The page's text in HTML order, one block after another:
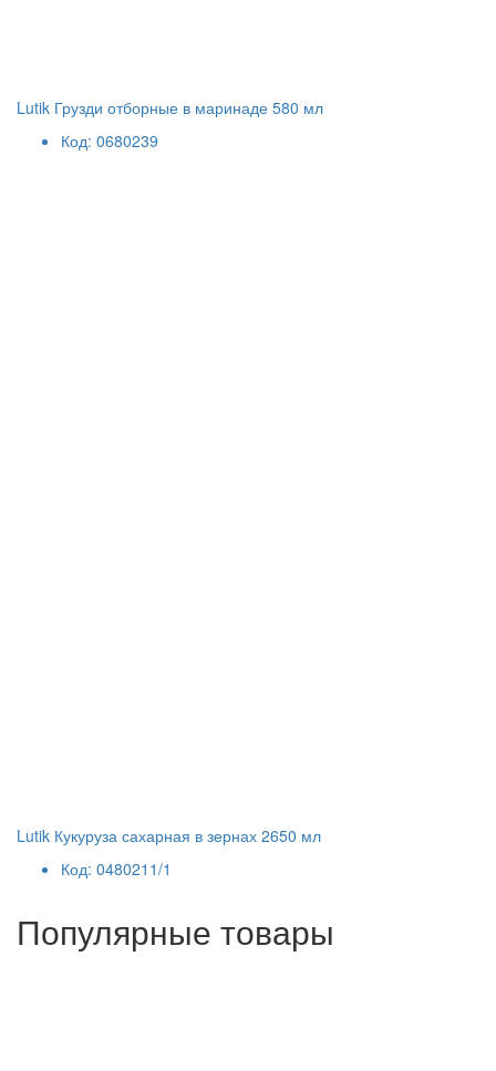
Lutik Грузди отборные в маринаде 580 мл
Код: 0680239
Lutik Кукуруза сахарная в зернах 2650 мл
Код: 0480211/1
Популярные товары